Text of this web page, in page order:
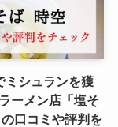
ミシュランを獲
ーメン店「塩そ
口コミや評判を